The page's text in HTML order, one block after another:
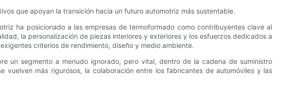
que apoyan la transición hacia un futuro automotriz más sustentable.
ha posicionado a las empresas de termoformado como contribuyentes clave al
la personalización de piezas interiores y exteriores y los esfuerzos dedicados a
criterios de rendimiento, diseño y medio ambiente.
un segmento a menudo ignorado, pero vital, dentro de la cadena de suministro
más rigurosos, la colaboración entre los fabricantes de automóviles y las